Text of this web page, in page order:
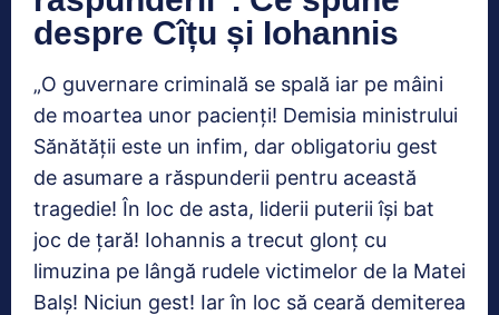
despre Cîțu și Iohannis
„O guvernare criminală se spală iar pe mâini
de moartea unor pacienţi! Demisia ministrului
Sănătăţii este un infim, dar obligatoriu gest
de asumare a răspunderii pentru această
tragedie! În loc de asta, liderii puterii îşi bat
joc de ţară! Iohannis a trecut glonţ cu
limuzina pe lângă rudele victimelor de la Matei
Balş! Niciun gest! Iar în loc să ceară demiterea